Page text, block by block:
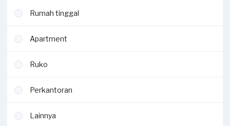
Rumah tinggal
Apartment
Ruko
Perkantoran
Lainnya